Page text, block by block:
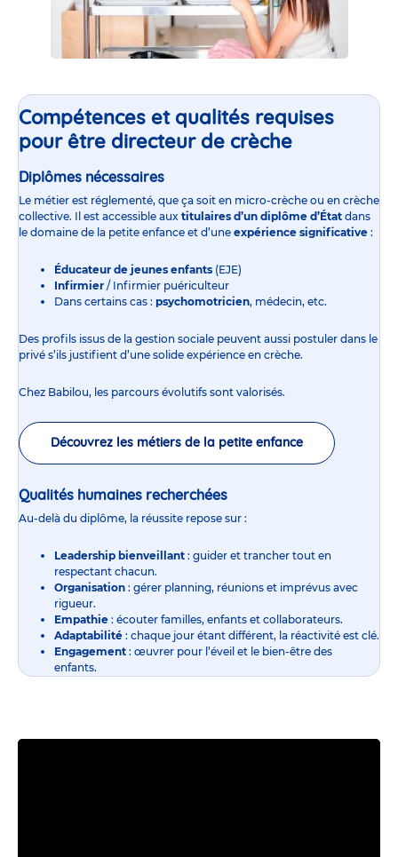
Compétences et qualités requises
pour être directeur de crèche
Diplômes nécessaires
Le métier est réglementé, que ça soit en micro-crèche ou en crèche
collective. Il est accessible aux titulaires d’un diplôme d’État dans
le domaine de la petite enfance et d’une expérience significative :
Éducateur de jeunes enfants (EJE)
Infirmier / Infirmier puériculteur
Dans certains cas : psychomotricien, médecin, etc.
Des profils issus de la gestion sociale peuvent aussi postuler dans le
privé s’ils justifient d’une solide expérience en crèche.
Chez Babilou, les parcours évolutifs sont valorisés.
Découvrez les métiers de la petite enfance
Qualités humaines recherchées
Au-delà du diplôme, la réussite repose sur :
Leadership bienveillant : guider et trancher tout en
respectant chacun.
Organisation : gérer planning, réunions et imprévus avec
rigueur.
Empathie : écouter familles, enfants et collaborateurs.
Adaptabilité : chaque jour étant différent, la réactivité est clé.
Engagement : œuvrer pour l’éveil et le bien-être des
enfants.